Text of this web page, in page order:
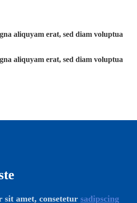
aliquyam erat, sed diam voluptua
aliquyam erat, sed diam voluptua
amet, consetetur sadipscing